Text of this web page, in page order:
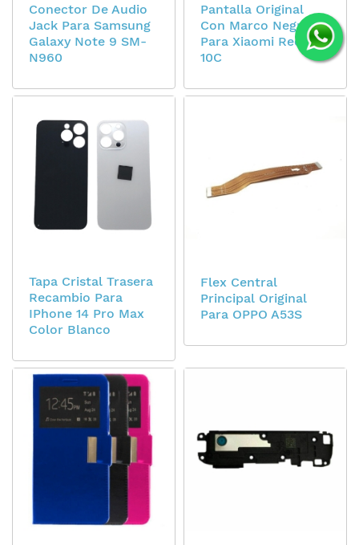
Conector De Audio
Jack Para Samsung
Galaxy Note 9 SM-
N960
Pantalla Original
Con Marco Negro
Para Xiaomi Redmi
10C
Tapa Cristal Trasera
Recambio Para
IPhone 14 Pro Max
Color Blanco
Flex Central
Principal Original
Para OPPO A53S